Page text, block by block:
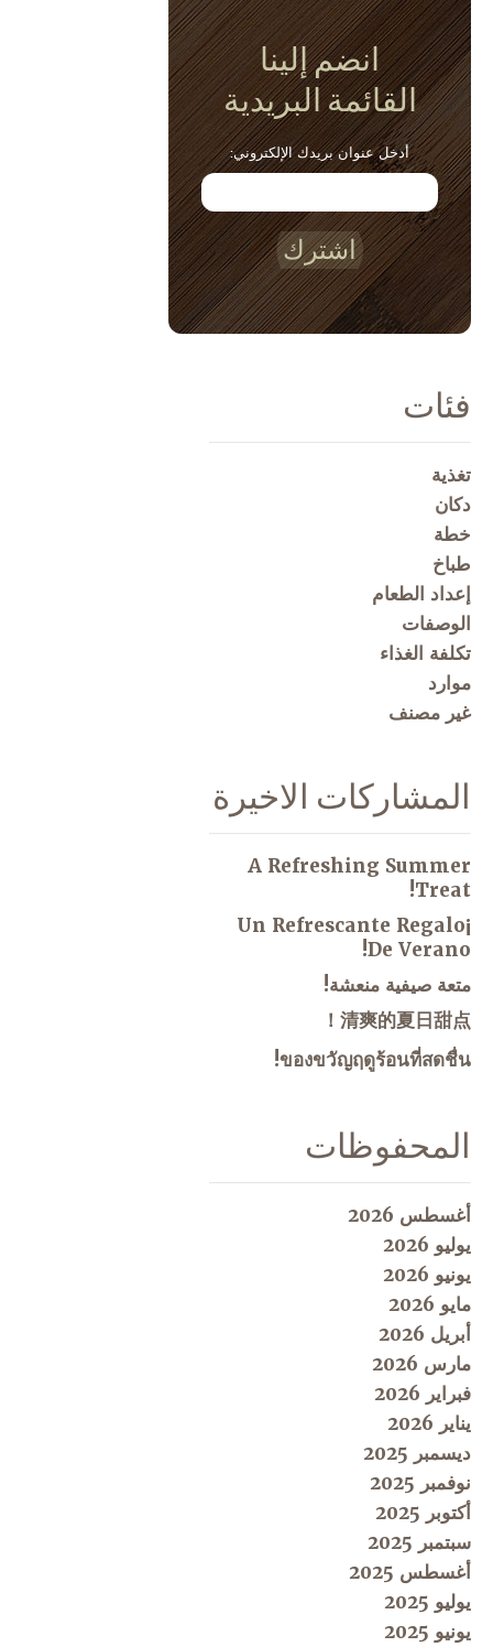
انضم إلينا
القائمة البريدية
أدخل عنوان بريدك الإلكتروني:
اشترك
فئات
تغذية
دكان
خطة
طباخ
إعداد الطعام
الوصفات
تكلفة الغذاء
موارد
غير مصنف
المشاركات الاخيرة
A Refreshing Summer
Treat!
¡Un Refrescante Regalo
De Verano!
متعة صيفية منعشة!
清爽的夏日甜点！
ของขวัญฤดูร้อนที่สดชื่น!
المحفوظات
أغسطس 2026
يوليو 2026
يونيو 2026
مايو 2026
أبريل 2026
مارس 2026
فبراير 2026
يناير 2026
ديسمبر 2025
نوفمبر 2025
أكتوبر 2025
سبتمبر 2025
أغسطس 2025
يوليو 2025
يونيو 2025